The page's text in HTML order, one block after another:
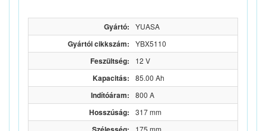
Gyártó: YUASA
Gyártói cikkszám: YBX5110
Feszültség: 12 V
Kapacitás: 85.00 Ah
Indítóáram: 800 A
Hosszúság: 317 mm